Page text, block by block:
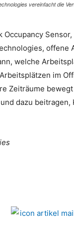
vereinfacht die
Occupancy
offene
welche
im
Zeiträume
dazu